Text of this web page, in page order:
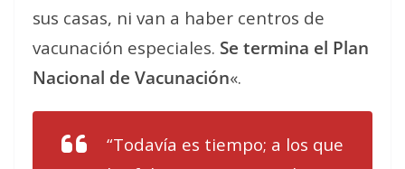
sus casas, ni van a haber centros de
vacunación especiales. Se termina el Plan
Nacional de Vacunación«.
“Todavía es tiempo; a los que